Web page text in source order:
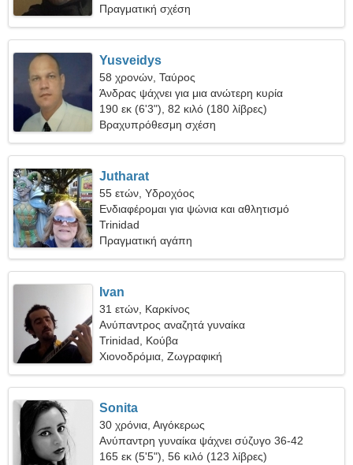
Πραγματική σχέση
Yusveidys
58 χρονών, Ταύρος
Άνδρας ψάχνει για μια ανώτερη κυρία
190 εκ (6'3"), 82 κιλό (180 λίβρες)
Βραχυπρόθεσμη σχέση
Jutharat
55 ετών, Υδροχόος
Ενδιαφέρομαι για ψώνια και αθλητισμό
Trinidad
Πραγματική αγάπη
Ivan
31 ετών, Καρκίνος
Ανύπαντρος αναζητά γυναίκα
Trinidad, Κούβα
Χιονοδρόμια, Ζωγραφική
Sonita
30 χρόνια, Αιγόκερως
Ανύπαντρη γυναίκα ψάχνει σύζυγο 36-42
165 εκ (5'5"), 56 κιλό (123 λίβρες)